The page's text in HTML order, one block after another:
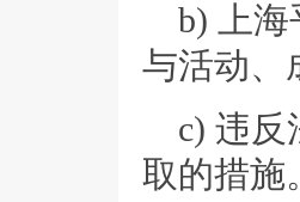
b) 上
与活动、
c) 违反
取的措施